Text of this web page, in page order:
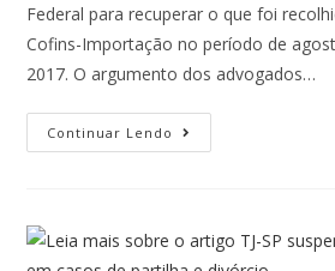
Federal para recuperar o que foi
Cofins-Importação no período de
2017. O argumento dos advogados…
Continuar Lendo